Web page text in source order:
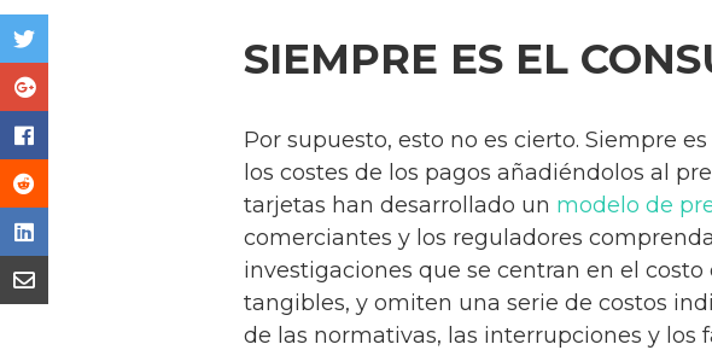
SIEMPRE ES EL
Por supuesto, esto no es cierto. Siempre
los costes de los pagos añadiéndolos al
tarjetas han desarrollado un modelo de
comerciantes y los reguladores
investigaciones que se centran en el
tangibles, y omiten una serie de costos
de las normativas, las interrupciones y los